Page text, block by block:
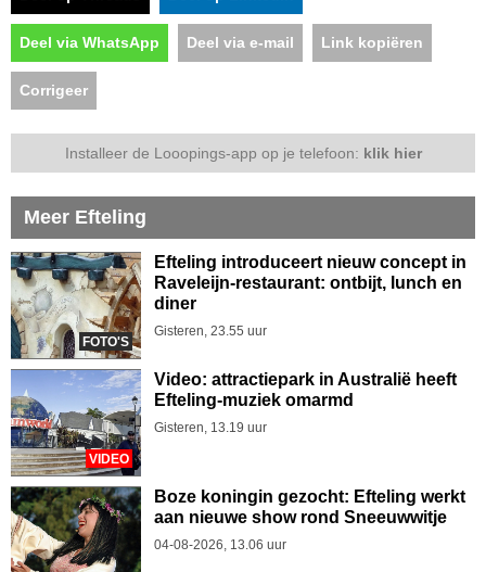
Deel via WhatsApp Deel via e-mail Link kopiëren
Corrigeer
Installeer de Looopings-app op je telefoon: klik hier
Meer Efteling
FOTO'S
Efteling introduceert nieuw concept in
Raveleijn-restaurant: ontbijt, lunch en
diner
Gisteren, 23.55 uur
VIDEO
Video: attractiepark in Australië heeft
Efteling-muziek omarmd
Gisteren, 13.19 uur
Boze koningin gezocht: Efteling werkt
aan nieuwe show rond Sneeuwwitje
04-08-2026, 13.06 uur